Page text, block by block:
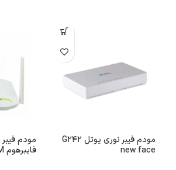
مودم فیبر نوری یوتل G242
new face
مودم فیبر
فایبرهوم HG6821M